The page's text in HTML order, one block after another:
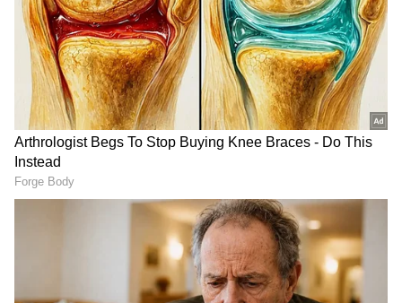
ಸಚಿವ ಜಾರ್ಜ್ ತೋಟದ ಸಮೀಪ ನಡೆದಿರುವ ಘಟನೆ
ಈ ಘಟನೆ ಸಚಿವ ಕೆ.ಜೆ. ಜಾರ್ಜ್ ಒಡೆತನಕ್ಕೆ ಸಂಬಂಧಿಸಿದ
ಏಳುನೂರ್ ಖಾನ್ ಎಸ್ಟೇಟ್ ಸಮೀಪದ ಪ್ರದೇಶದಲ್ಲಿ
ನಡೆದಿರುವುದಾಗಿ ತಿಳಿದುಬಂದಿದೆ. ಹುಲಿ ಕಾಣಿಸಿಕೊಂಡ
DOWNLOAD APP